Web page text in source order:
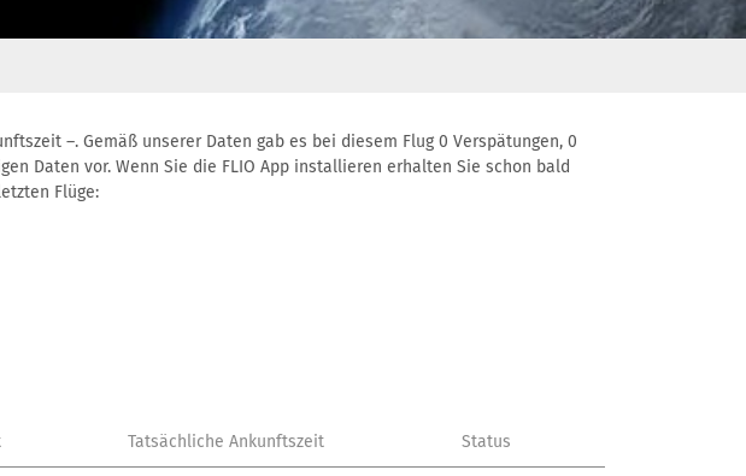
–. Gemäß unserer Daten gab es bei diesem Flug 0 Verspätungen, 0
Daten vor. Wenn Sie die FLIO App installieren erhalten Sie schon bald
Flüge:
Tatsächliche Ankunftszeit Status